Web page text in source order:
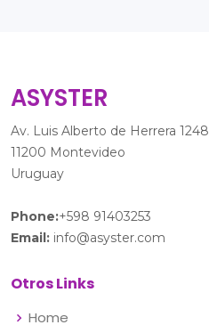
ASYSTER
Av. Luis Alberto de Herrera 1248
11200 Montevideo
Uruguay
Phone:+598 91403253
Email: info@asyster.com
Otros Links
Home